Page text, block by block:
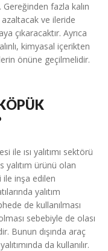
fazla kalın
ve ileride
çıkaracaktır. Ayrıca
kimyasal içerikten
önüne geçilmelidir.
ısı yalıtımı sektörü
yalıtım ürünü olan
inşa edilen
yalıtım
de kullanılması
sebebiyle de olası
Bunun dışında araç
da kullanılır.